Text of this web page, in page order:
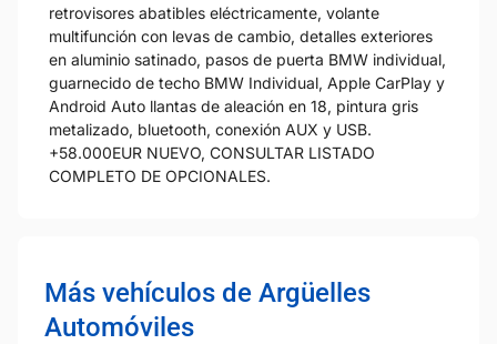
retrovisores abatibles eléctricamente, volante
multifunción con levas de cambio, detalles exteriores
en aluminio satinado, pasos de puerta BMW individual,
guarnecido de techo BMW Individual, Apple CarPlay y
Android Auto llantas de aleación en 18, pintura gris
metalizado, bluetooth, conexión AUX y USB.
+58.000EUR NUEVO, CONSULTAR LISTADO
COMPLETO DE OPCIONALES.
Más vehículos de Argüelles
Automóviles